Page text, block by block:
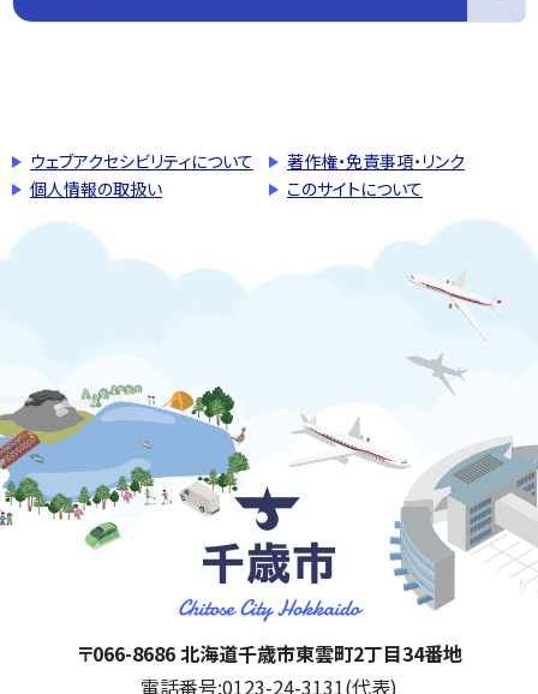
ウェブアクセシビリティについて
著作権・免責事項・リンク
個人情報の取扱い
このサイトについて
千歳市
住所:
〒066-8686 北海道千歳市東雲町2丁目34番地
電話番号:0123-24-3131(代表)